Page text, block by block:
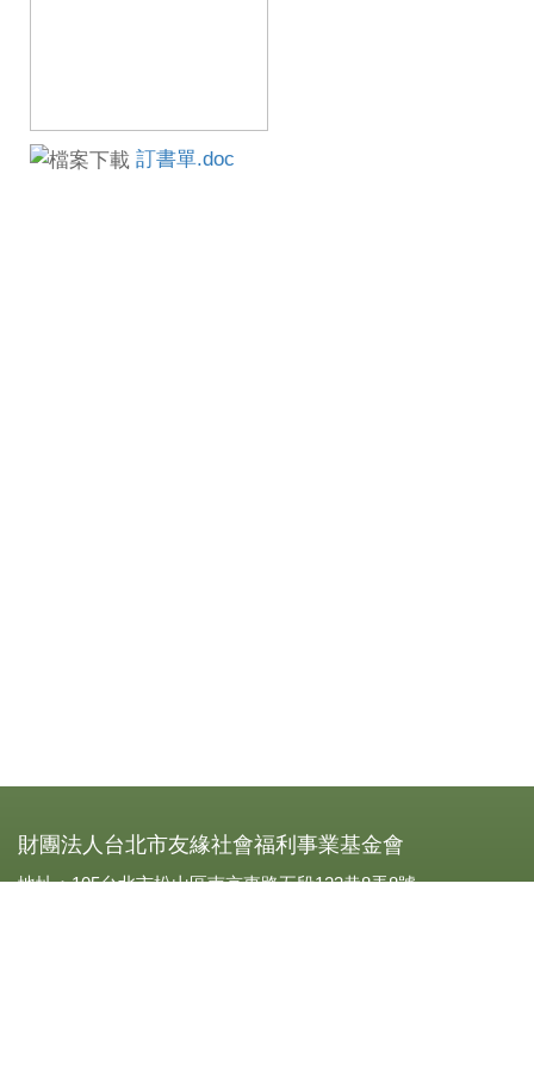
訂書單.doc
財團法人台北市友緣社會福利事業基金會
地址：105台北市松山區南京東路五段123巷8弄8號